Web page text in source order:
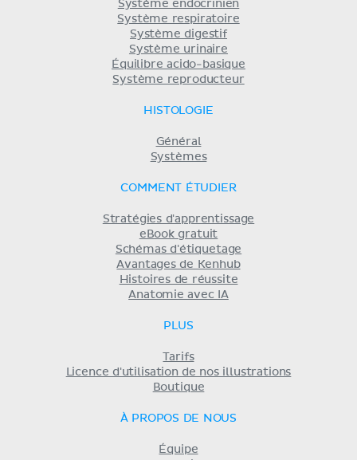
Système endocrinien
Système respiratoire
Système digestif
Système urinaire
Équilibre acido-basique
Système reproducteur
HISTOLOGIE
Général
Systèmes
COMMENT ÉTUDIER
Stratégies d'apprentissage
eBook gratuit
Schémas d'étiquetage
Avantages de Kenhub
Histoires de réussite
Anatomie avec IA
PLUS
Tarifs
Licence d'utilisation de nos illustrations
Boutique
À PROPOS DE NOUS
Équipe